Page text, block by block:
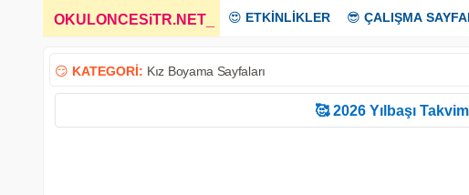
OKULONCESiTR.NET 😍 ETKİNLİKLER 😎 ÇALIŞMA
😏 KATEGORİ: Kız Boyama Sayfaları
🥰 2026 Yılbaşı